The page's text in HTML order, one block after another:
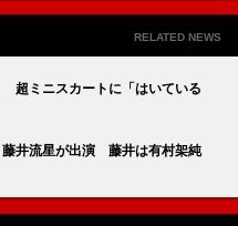
RELATED NEWS
超ミニスカートに「はいている
藤井流星が出演 藤井は有村架純